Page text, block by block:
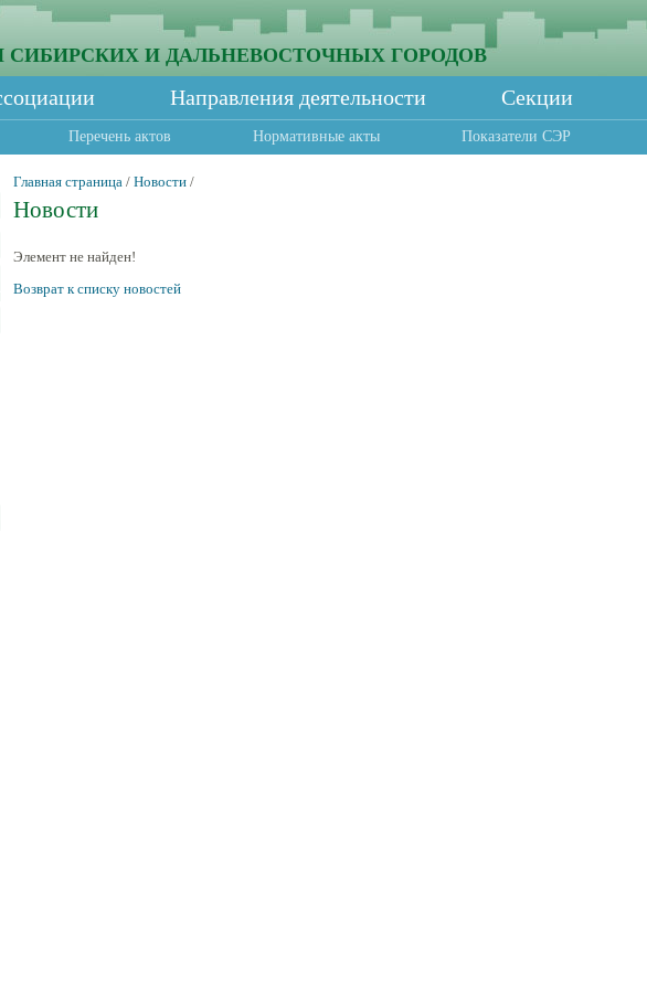
И ДАЛЬНЕВОСТОЧНЫХ ГОРОДОВ
Направления деятельности Секции
Перечень актов Нормативные акты Показатели СЭР
Главная страница / Новости /
Новости
Элемент не найден!
Возврат к списку новостей